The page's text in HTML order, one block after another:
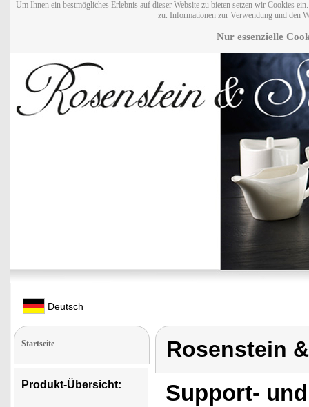
Um Ihnen ein bestmögliches Erlebnis auf dieser Website zu bieten setzen wir Cookies
zu. Informationen zur Verwendung und den
Nur essenzielle
Deutsch
Startseite
Produkt-Übersicht:
Rosenstein
Support-